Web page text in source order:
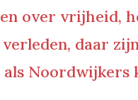
over vrijheid,
daar
Noordwijkers